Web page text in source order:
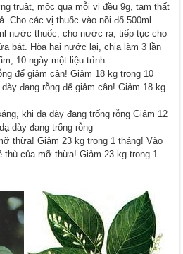
truật, mộc qua mỗi vị đều 9g, tam thất
Cho các vị thuốc vào nồi đổ 500ml
nước thuốc, cho nước ra, tiếp tục cho
bát. Hòa hai nước lại, chia làm 3 lần
10 ngày một liệu trình.
để giảm cân! Giảm 18 kg trong 10
đang rỗng để giảm cân! Giảm 18 kg
khi dạ dày đang trống rỗng Giảm 12
dày đang trống rỗng
thừa! Giảm 23 kg trong 1 tháng! Vào
thù của mỡ thừa! Giảm 23 kg trong 1